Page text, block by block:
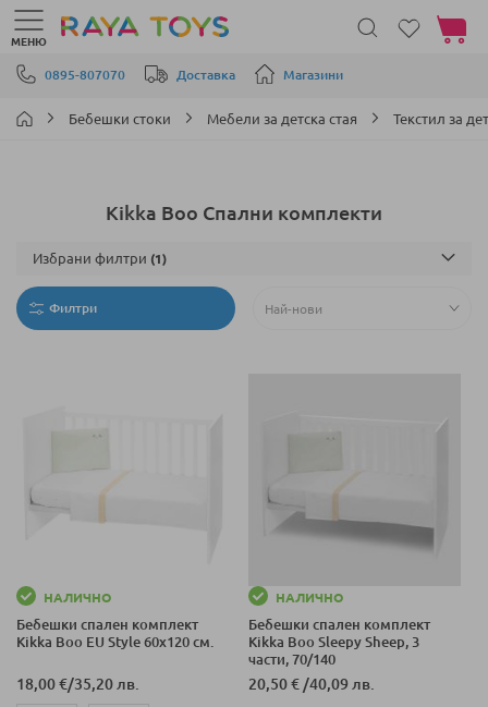
Прескачане към съдържанието
0895-807070 Доставка Магазини
МЕНЮ
Моята
Бебешки стоки Мебели за детска стая Текстил за
Kikka Boo Спални комплекти
Филтри
НАЛИЧНО
Бебешки спален комплект
Kikka Boo EU Style 60x120 см.
18,00 €/35,20 лв.
НАЛИЧНО
Бебешки спален комплект
Kikka Boo Sleepy Sheep, 3
части, 70/140
20,50 € /40,09 лв.
Избрани филтри